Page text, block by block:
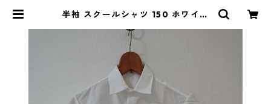
半袖 スクールシャツ 150 ホワイト
UCE